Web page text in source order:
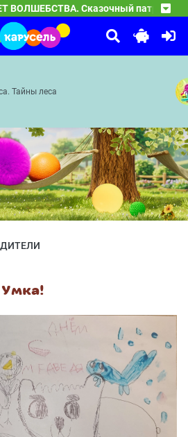
ВОЛШЕБСТВА. Сказочный патруль
Сказочный патруль
Сердце часов — Долгожданная
Тайны леса